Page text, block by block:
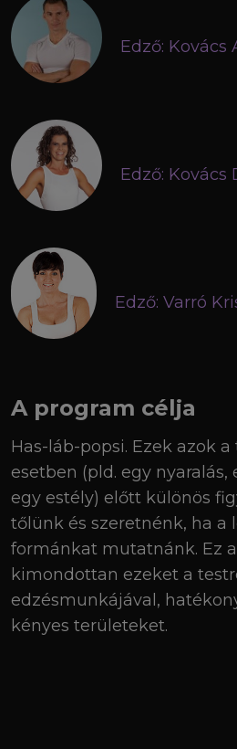
A program célja
Has-láb-popsi. Ezek azok
esetben (pld. egy nyaralás,
egy estély) előtt különös
tőlünk és szeretnénk, ha a
formánkat mutatnánk. Ez
kimondottan ezeket a
edzésmunkájával,
kényes területeket.
Edző: Kovács
Edző: Kovács
Edző: Varró